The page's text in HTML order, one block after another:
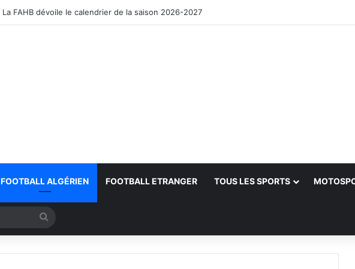
La FAHB dévoile le calendrier de la saison 2026-2027
FOOTBALL ALGÉRIEN FOOTBALL ETRANGER TOUS LES SPORTS